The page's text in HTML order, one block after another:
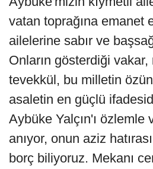
vatan toprağına emanet
ailelerine sabır ve
Onların gösterdiği
tevekkül, bu milletin
asaletin en güçlü
Aybüke Yalçın'ı özlemle
anıyor, onun aziz
borç biliyoruz. Mekanı